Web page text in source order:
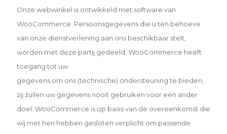
Onze webwinkel is ontwikkeld met software van
WooCommerce. Persoonsgegevens die u ten behoeve
van onze dienstverlening aan ons beschikbaar stelt,
worden met deze partij gedeeld. WooCommerce heeft
toegang tot uw
gegevens om ons (technische) ondersteuning te bieden,
zij zullen uw gegevens nooit gebruiken voor een ander
doel. WooCommerce is op basis van de overeenkomst die
wij met hen hebben gesloten verplicht om passende